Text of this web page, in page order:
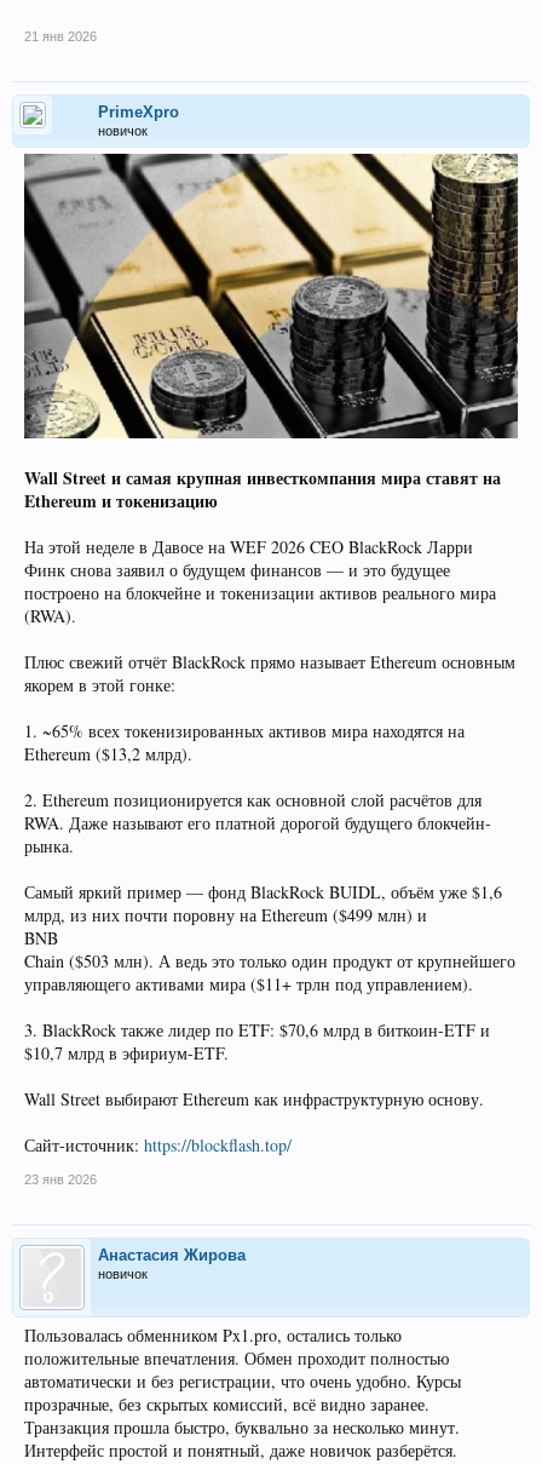
21 янв 2026
PrimeXpro
новичок
Wall Street и самая крупная инвесткомпания мира ставят на
Ethereum и токенизацию
На этой неделе в Давосе на WEF 2026 CEO BlackRock Ларри
Финк снова заявил о будущем финансов — и это будущее
построено на блокчейне и токенизации активов реального мира
(RWA).
Плюс свежий отчёт BlackRock прямо называет Ethereum основным
якорем в этой гонке:
1. ~65% всех токенизированных активов мира находятся на
Ethereum ($13,2 млрд).
2. Ethereum позиционируется как основной слой расчётов для
RWA. Даже называют его платной дорогой будущего блокчейн-
рынка.
Самый яркий пример — фонд BlackRock BUIDL, объём уже $1,6
млрд, из них почти поровну на Ethereum ($499 млн) и
BNB
Chain ($503 млн). А ведь это только один продукт от крупнейшего
управляющего активами мира ($11+ трлн под управлением).
3. BlackRock также лидер по ETF: $70,6 млрд в биткоин-ETF и
$10,7 млрд в эфириум-ETF.
Wall Street выбирают Ethereum как инфраструктурную основу.
Сайт-источник: https://blockflash.top/
23 янв 2026
Анастасия Жирова
новичок
Пользовалась обменником Px1.pro, остались только
положительные впечатления. Обмен проходит полностью
автоматически и без регистрации, что очень удобно. Курсы
прозрачные, без скрытых комиссий, всё видно заранее.
Транзакция прошла быстро, буквально за несколько минут.
Интерфейс простой и понятный, даже новичок разберётся.